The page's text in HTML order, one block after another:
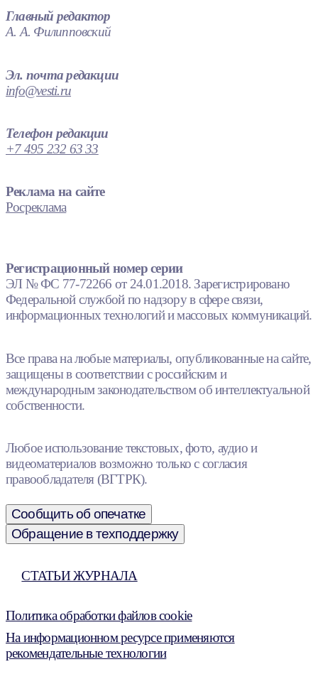
Главный редактор
А. А. Филипповский
Эл. почта редакции
info@vesti.ru
Телефон редакции
+7 495 232 63 33
Реклама на сайте
Росреклама
Регистрационный номер серии
ЭЛ № ФС 77-72266 от 24.01.2018. Зарегистрировано
Федеральной службой по надзору в сфере связи,
информационных технологий и массовых коммуникаций.
Все права на любые материалы, опубликованные на сайте,
защищены в соответствии с российским и
международным законодательством об интеллектуальной
собственности.
Любое использование текстовых, фото, аудио и
видеоматериалов возможно только с согласия
правообладателя (ВГТРК).
Сообщить об опечатке
Обращение в техподдержку
СТАТЬИ ЖУРНАЛА
Политика обработки файлов cookie
На информационном ресурсе применяются
рекомендательные технологии